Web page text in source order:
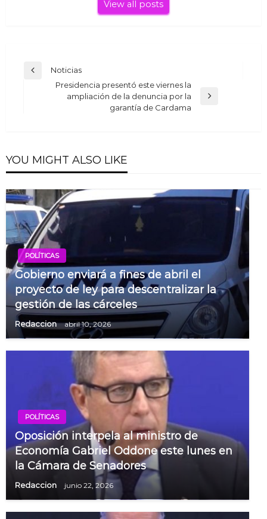
View all posts
Navegación
entradas
PreviousNoticias
Presidencia presentó este viernes la
ampliación de la denuncia por la
garantía de Cardama
YOU MIGHT ALSO LIKE
POLÍTICAS
Gobierno enviará a fines de abril el
proyecto de ley para descentralizar la
gestión de las cárceles
Redaccion abril 10, 2026
POLÍTICAS
Oposición interpela al ministro de
Economía Gabriel Oddone este lunes en
la Cámara de Senadores
Redaccion junio 22, 2026